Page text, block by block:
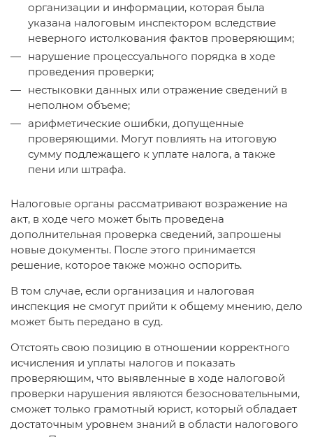
организации и информации, которая была
указана налоговым инспектором вследствие
неверного истолкования фактов проверяющим;
нарушение процессуального порядка в ходе
проведения проверки;
нестыковки данных или отражение сведений в
неполном объеме;
арифметические ошибки, допущенные
проверяющими. Могут повлиять на итоговую
сумму подлежащего к уплате налога, а также
пени или штрафа.
Налоговые органы рассматривают возражение на
акт, в ходе чего может быть проведена
дополнительная проверка сведений, запрошены
новые документы. После этого принимается
решение, которое также можно оспорить.
В том случае, если организация и налоговая
инспекция не смогут прийти к общему мнению, дело
может быть передано в суд.
Отстоять свою позицию в отношении корректного
исчисления и уплаты налогов и показать
проверяющим, что выявленные в ходе налоговой
проверки нарушения являются безосновательными,
сможет только грамотный юрист, который обладает
достаточным уровнем знаний в области налогового